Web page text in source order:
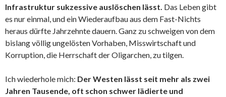
Infrastruktur sukzessive auslöschen lässt. Das Leben gibt
es nur einmal, und ein Wiederaufbau aus dem Fast-Nichts
heraus dürfte Jahrzehnte dauern. Ganz zu schweigen von dem
bislang völlig ungelösten Vorhaben, Misswirtschaft und
Korruption, die Herrschaft der Oligarchen, zu tilgen.
Ich wiederhole mich: Der Westen lässt seit mehr als zwei
Jahren Tausende, oft schon schwer lädierte und